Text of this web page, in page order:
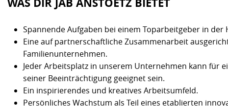
Spannende Aufgaben bei einem Toparbeitgeber in der
Eine auf partnerschaftliche Zusammenarbeit
Familienunternehmen.
Jeder Arbeitsplatz in unserem Unternehmen kann für
seiner Beeinträchtigung geeignet sein.
Ein inspirierendes und kreatives Arbeitsumfeld.
Persönliches Wachstum als Teil eines etablierten